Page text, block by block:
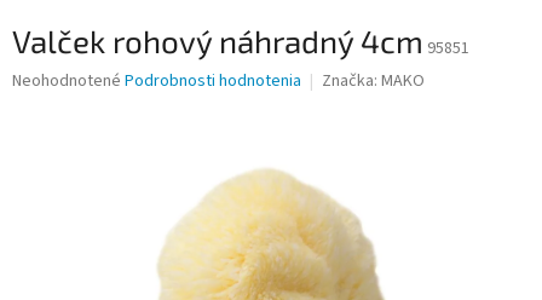
Valček rohový náhradný 4cm 95851
Priemerné
Neohodnotené Podrobnosti hodnotenia Značka: MAKO